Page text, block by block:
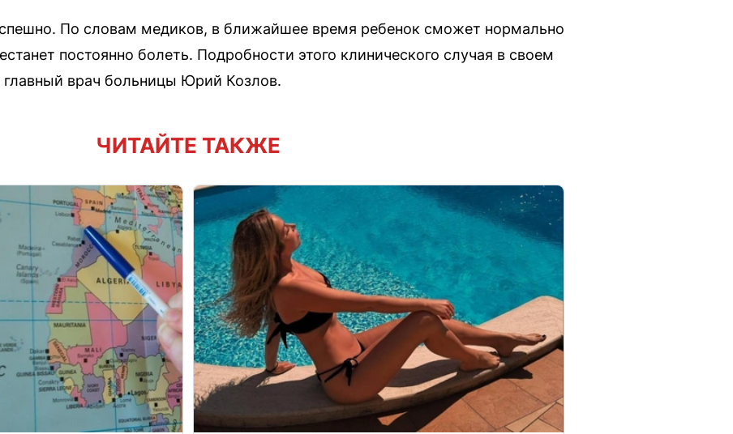
По словам медиков, в ближайшее время ребенок сможет нормально
постоянно болеть. Подробности этого клинического случая в своем
врач больницы Юрий Козлов.
ЧИТАЙТЕ ТАКЖЕ